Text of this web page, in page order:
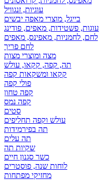
עוגיות, זנגוויל
בייגל, מוצרי מאפה יבשים
עוגות, פשטידות, מאפים, פודינג
לחם, לחמניות, מאפינס, מאפים
לחם פריך
מצה ומוצרי מצות
תה, קפה, קקאו, עולש
קקאו ומשקאות קפה
פולי קפה
קפה טחון
קפה נמס
סטים
עולש וקפה תחליפים
תה בפירמידות
תה עלים
שקיות תה
כשר סגנון חיים
לוחות שנה, פוסטרים
מחזיקי מפתחות